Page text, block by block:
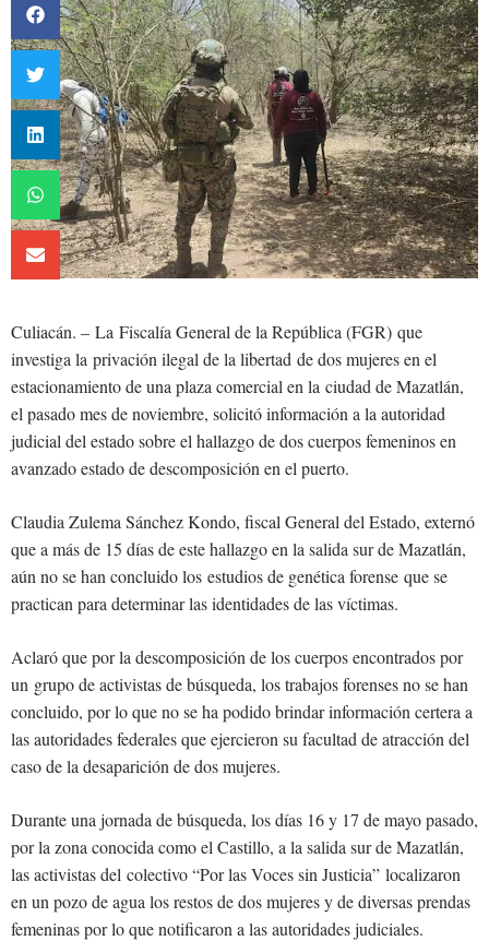
Culiacán. – La Fiscalía General de la República (FGR) que
investiga la privación ilegal de la libertad de dos mujeres en el
estacionamiento de una plaza comercial en la ciudad de Mazatlán,
el pasado mes de noviembre, solicitó información a la autoridad
judicial del estado sobre el hallazgo de dos cuerpos femeninos en
avanzado estado de descomposición en el puerto.
Claudia Zulema Sánchez Kondo, fiscal General del Estado, externó
que a más de 15 días de este hallazgo en la salida sur de Mazatlán,
aún no se han concluido los estudios de genética forense que se
practican para determinar las identidades de las víctimas.
Aclaró que por la descomposición de los cuerpos encontrados por
un grupo de activistas de búsqueda, los trabajos forenses no se han
concluido, por lo que no se ha podido brindar información certera a
las autoridades federales que ejercieron su facultad de atracción del
caso de la desaparición de dos mujeres.
Durante una jornada de búsqueda, los días 16 y 17 de mayo pasado,
por la zona conocida como el Castillo, a la salida sur de Mazatlán,
las activistas del colectivo “Por las Voces sin Justicia” localizaron
en un pozo de agua los restos de dos mujeres y de diversas prendas
femeninas por lo que notificaron a las autoridades judiciales.